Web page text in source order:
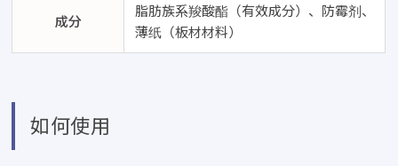
成分
脂肪族系羧酸酯（有效成分）、防霉剂、
薄纸（板材材料）
如何使用